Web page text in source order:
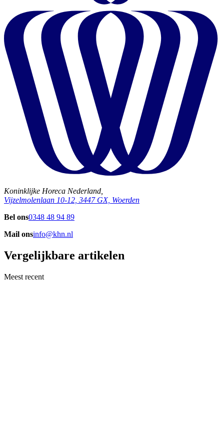
Koninklijke Horeca Nederland,
Vijzelmolenlaan 10-12, 3447 GX, Woerden
Bel ons0348 48 94 89
Mail onsinfo@khn.nl
Vergelijkbare artikelen
Meest recent